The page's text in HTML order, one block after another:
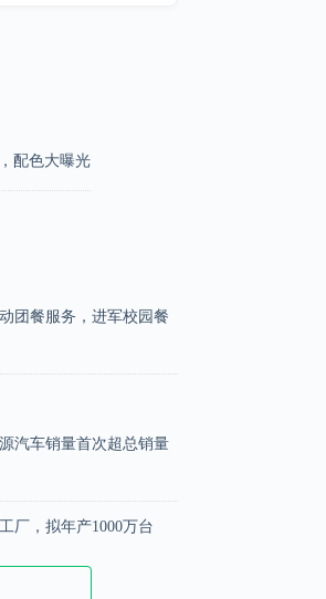
配色大曝光
团餐服务，进军校园餐
汽车销量首次超总销量
厂，拟年产1000万台